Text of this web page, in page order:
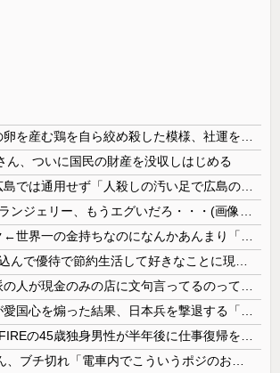
ん、ついに国民の財産を没収しはじめる